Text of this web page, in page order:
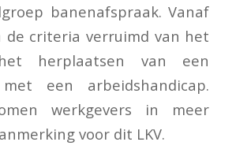
banenafspraak. Vanaf
de criteria verruimd van het
herplaatsen van een
een arbeidshandicap.
werkgevers in meer
voor dit LKV.